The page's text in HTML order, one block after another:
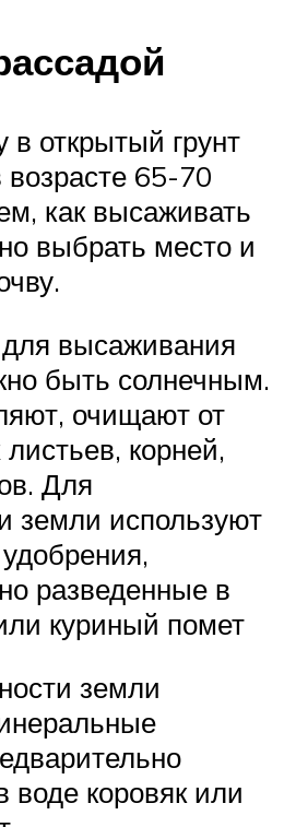
в открытый грунт
65-70
как высаживать
выбрать место и
высаживания
быть солнечным.
очищают от
корней,
Для
земли используют
разведенные в
куриный помет
земли
воде коровяк или